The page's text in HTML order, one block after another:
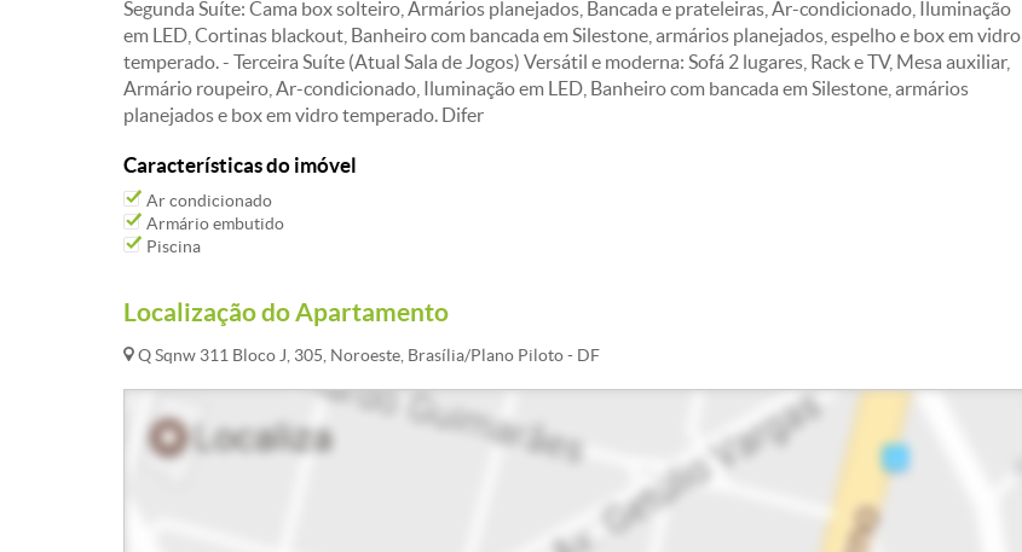
Segunda Suíte: Cama box solteiro, Armários planejados, Bancada e prateleiras, Ar-condicionado, Iluminação
em LED, Cortinas blackout, Banheiro com bancada em Silestone, armários planejados, espelho e box em vidro
temperado. - Terceira Suíte (Atual Sala de Jogos) Versátil e moderna: Sofá 2 lugares, Rack e TV, Mesa auxiliar,
Armário roupeiro, Ar-condicionado, Iluminação em LED, Banheiro com bancada em Silestone, armários
planejados e box em vidro temperado. Difer
Características do imóvel
Ar condicionado
Armário embutido
Piscina
Localização do Apartamento
Q Sqnw 311 Bloco J, 305, Noroeste, Brasília/Plano Piloto - DF